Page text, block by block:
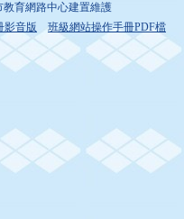
教育網路中心建置維護
影音版
班級網站操作手冊PDF檔